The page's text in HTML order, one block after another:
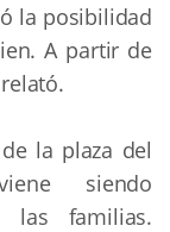
la posibilidad
A partir de
la plaza del
siendo
las familias.